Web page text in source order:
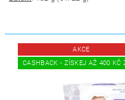
AKCE
CASHBACK - ZÍSKEJ AŽ 400 KČ